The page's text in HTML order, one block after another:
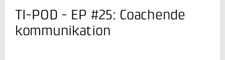
Kontakt os
TI-POD - EP #25: Coachende
kommunikation